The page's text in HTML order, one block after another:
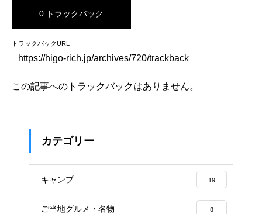
0 トラックバック
トラックバックURL
この記事へのトラックバックはありません。
カテゴリー
キャンプ 19
ご当地グルメ・名物 8